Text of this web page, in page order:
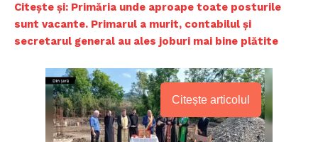
Citește și: Primăria unde aproape toate posturile
sunt vacante. Primarul a murit, contabilul și
secretarul general au ales joburi mai bine plătite
Citește articolul